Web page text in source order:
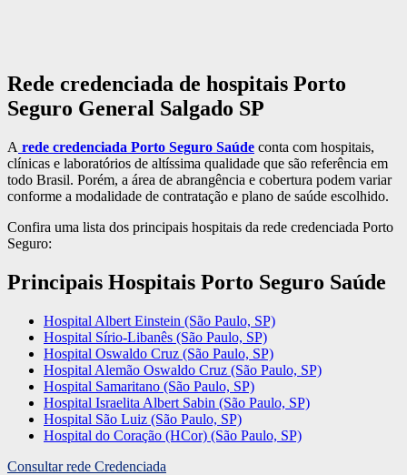
Rede credenciada de hospitais Porto
Seguro General Salgado SP
A rede credenciada Porto Seguro Saúde conta com hospitais,
clínicas e laboratórios de altíssima qualidade que são referência em
todo Brasil. Porém, a área de abrangência e cobertura podem variar
conforme a modalidade de contratação e plano de saúde escolhido.
Confira uma lista dos principais hospitais da rede credenciada Porto
Seguro:
Principais Hospitais Porto Seguro Saúde
Hospital Albert Einstein (São Paulo, SP)
Hospital Sírio-Libanês (São Paulo, SP)
Hospital Oswaldo Cruz (São Paulo, SP)
Hospital Alemão Oswaldo Cruz (São Paulo, SP)
Hospital Samaritano (São Paulo, SP)
Hospital Israelita Albert Sabin (São Paulo, SP)
Hospital São Luiz (São Paulo, SP)
Hospital do Coração (HCor) (São Paulo, SP)
Consultar rede Credenciada